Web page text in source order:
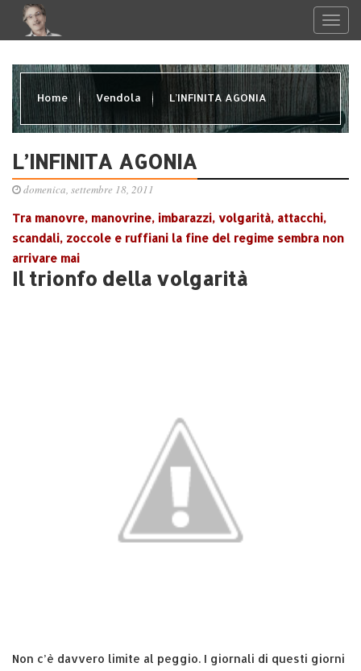
Home Vendola L’INFINITA AGONIA
L’INFINITA AGONIA
domenica, settembre 18, 2011
Tra manovre, manovrine, imbarazzi, volgarità, attacchi,
scandali, zoccole e ruffiani la fine del regime sembra non
arrivare mai
Il trionfo della volgarità
Non c’è davvero limite al peggio. I giornali di questi giorni